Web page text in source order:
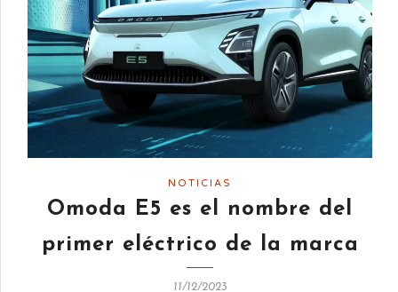
NOTICIAS
Omoda E5 es el nombre del
primer eléctrico de la marca
11/12/2023